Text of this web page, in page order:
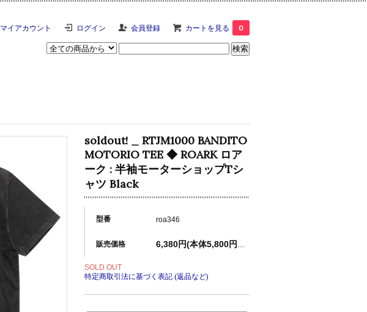
マイアカウント ログイン 会員登録 カートを見る 0
soldout! _ RTJM1000 BANDITO
MOTORIO TEE ◆ ROARK ロア
ーク : 半袖モーターショップTシ
ャツ Black
型番 roa346
販売価格
SOLD OUT
特定商取引法に基づく表記 (返品など)